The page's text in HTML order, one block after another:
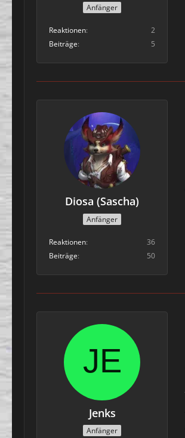
Anfänger
Reaktionen
2
Beiträge
5
Diosa (Sascha)
Anfänger
Reaktionen
36
Beiträge
50
Jenks
Anfänger